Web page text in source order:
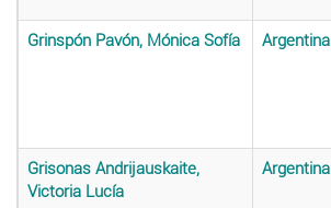
Grinspón Pavón, Mónica Sofía Argentina
Grisonas Andrijauskaite,
Victoria Lucía
Argentina